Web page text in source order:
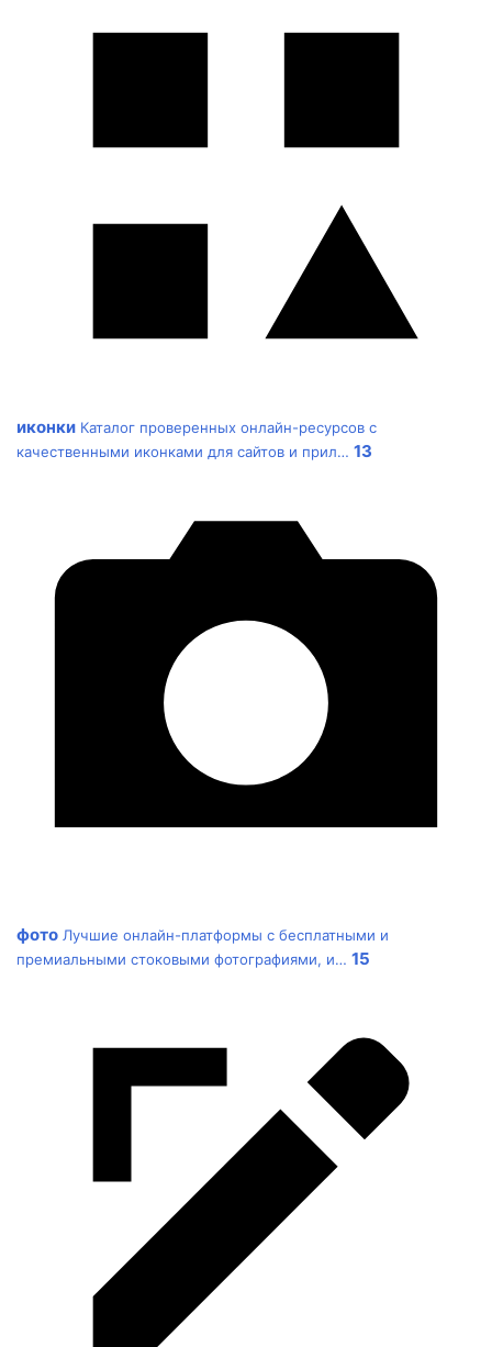
иконки Каталог проверенных онлайн-ресурсов с
качественными иконками для сайтов и прил… 13
фото Лучшие онлайн-платформы с бесплатными и
премиальными стоковыми фотографиями, и… 15